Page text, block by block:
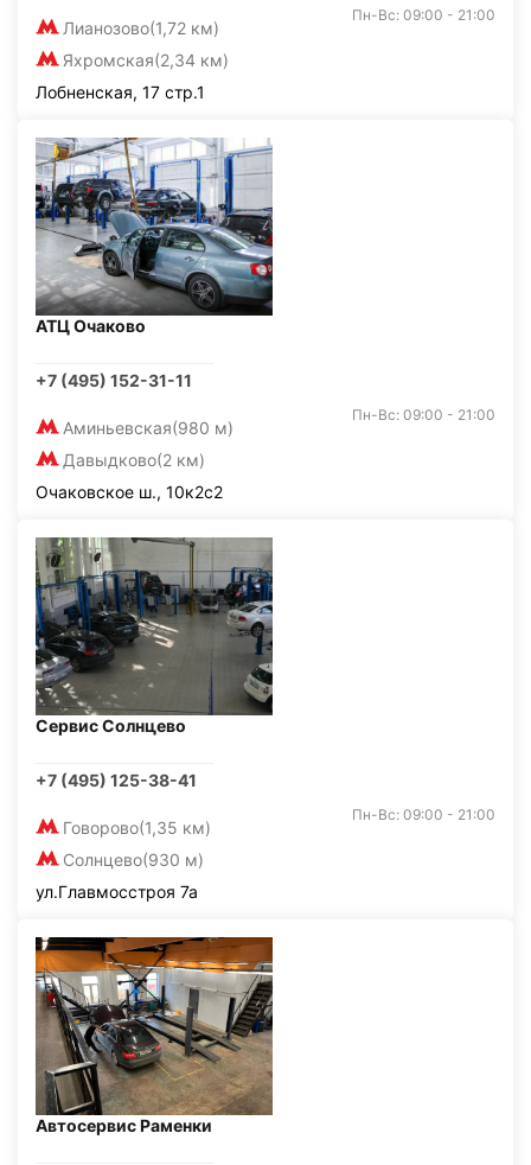
Лианозово(1,72 км)
Яхромская(2,34 км)
Пн-Вс: 09:00 - 21:00
Лобненская, 17 стр.1
АТЦ Очаково
+7 (495) 152-31-11
Аминьевская(980 м)
Давыдково(2 км)
Пн-Вс: 09:00 - 21:00
Очаковское ш., 10к2с2
Сервис Солнцево
+7 (495) 125-38-41
Говорово(1,35 км)
Солнцево(930 м)
Пн-Вс: 09:00 - 21:00
ул.Главмосстроя 7а
Автосервис Раменки